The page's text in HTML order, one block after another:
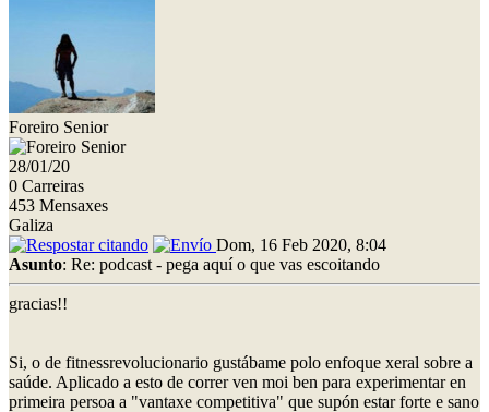
Foreiro Senior
28/01/20
0 Carreiras
453 Mensaxes
Galiza
Dom, 16 Feb 2020, 8:04
Asunto: Re: podcast - pega aquí o que vas escoitando
gracias!!
Si, o de fitnessrevolucionario gustábame polo enfoque xeral sobre a
saúde. Aplicado a esto de correr ven moi ben para experimentar en
primeira persoa a "vantaxe competitiva" que supón estar forte e sano